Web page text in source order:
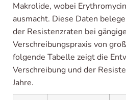
Makrolide, wobei
ausmacht. Diese Daten
der Resistenzraten bei
Verschreibungspraxis von
folgende Tabelle zeigt die
Verschreibung und der
Jahre.